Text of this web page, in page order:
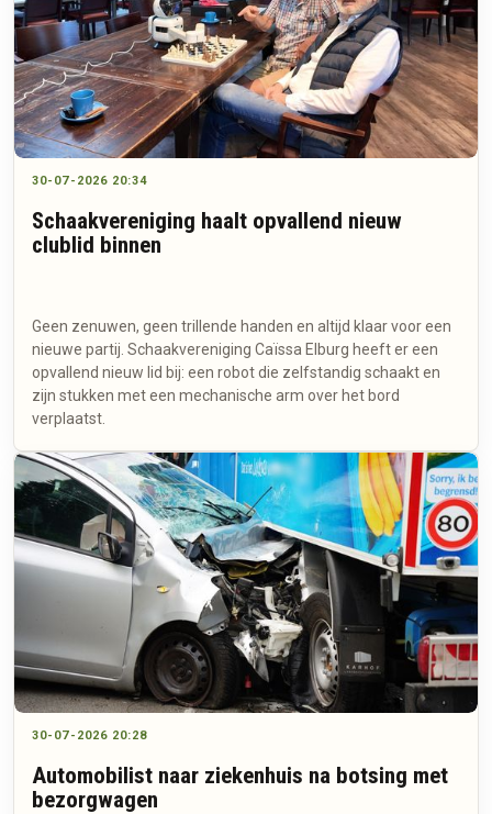
30-07-2026 20:34
Schaakvereniging haalt opvallend nieuw
clublid binnen
Geen zenuwen, geen trillende handen en altijd klaar voor een
nieuwe partij. Schaakvereniging Caïssa Elburg heeft er een
opvallend nieuw lid bij: een robot die zelfstandig schaakt en
zijn stukken met een mechanische arm over het bord
verplaatst.
30-07-2026 20:28
Automobilist naar ziekenhuis na botsing met
bezorgwagen